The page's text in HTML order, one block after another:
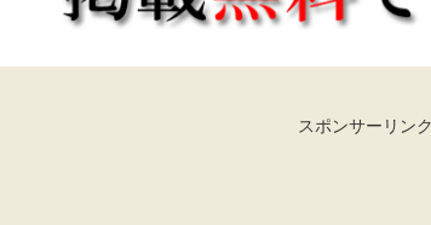
スポンサーリン